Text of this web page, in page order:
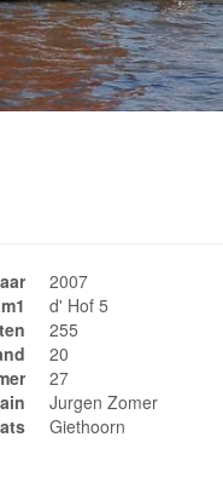
2007
d' Hof 5
255
20
27
Jurgen Zomer
Giethoorn